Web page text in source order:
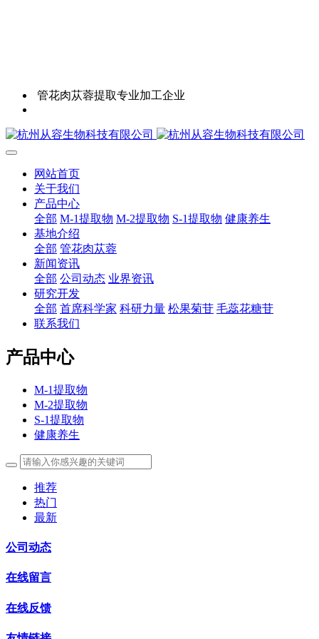
管花肉苁蓉提取专业加工企业
网站首页
关于我们
产品中心
全部 M-1提取物 M-2提取物 S-1提取物 健康养生
基地介绍
全部 管花肉苁蓉
新闻资讯
全部 公司动态 业界资讯
研究开发
全部 首席科学家 科研力量 松果菊苷 毛蕊花糖苷
联系我们
产品中心
M-1提取物
M-2提取物
S-1提取物
健康养生
推荐
热门
最新
公司动态
在线留言
在线反馈